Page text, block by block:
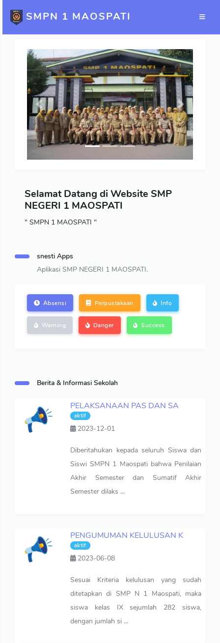
SMPN 1 MAOSPATI
Previous Next
Selamat Datang di Website SMP
NEGERI 1 MAOSPATI
" SMPN 1 MAOSPATI "
snesti Apps
Aplikasi SMP NEGERI 1 MAOSPATI.
Absensi Perpustakaan Info
Warning Danger Success
Berita & Informasi Sekolah
PELAKSANAAN PAS DAN SA
aktif
2023-12-01
Diberitahukan kepada seluruh Siswa dan
Siswi SMPN 1 Maospati bahwa Penilaian
Akhir Semester dan Sumatif Akhir
Semester dilaks ...
PENGUMUMAN KELULUSAN K
aktif
2023-06-08
Sesuai Kriteria kelulusan yang sudah
ditetapkan di SMP N 1 Maospati, maka
siswa kelas IX sejumlah 282 siswa,
dengan jumlah si ...